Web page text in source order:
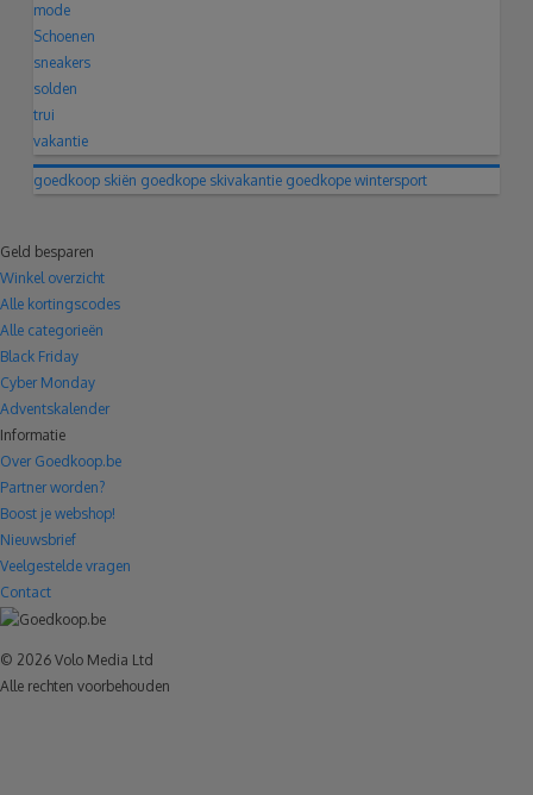
mode
Schoenen
sneakers
solden
trui
vakantie
goedkoop skiën goedkope skivakantie goedkope wintersport
Geld besparen
Winkel overzicht
Alle kortingscodes
Alle categorieën
Black Friday
Cyber Monday
Adventskalender
Informatie
Over Goedkoop.be
Partner worden?
Boost je webshop!
Nieuwsbrief
Veelgestelde vragen
Contact
© 2026 Volo Media Ltd
Alle rechten voorbehouden